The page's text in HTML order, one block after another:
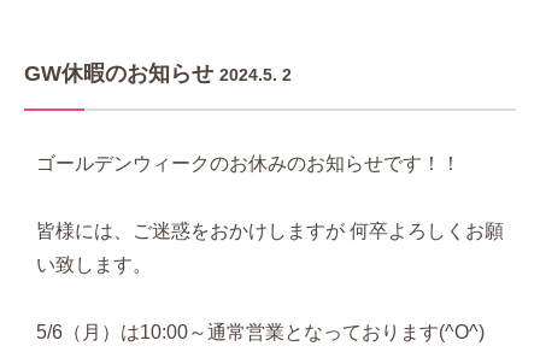
GW休暇のお知らせ 2024.5. 2
ゴールデンウィークのお休みのお知らせです！！
皆様には、ご迷惑をおかけしますが 何卒よろしくお願
い致します。
5/6（月）は10:00～通常営業となっております(^O^)